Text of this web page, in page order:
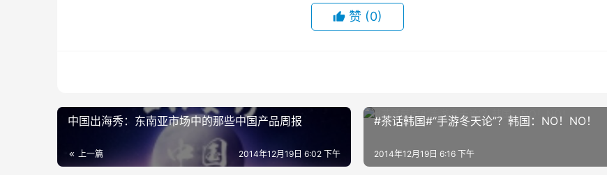
赞 (0)
中国出海秀：东南亚市场中的那些中国产品周报
上一篇 2014年12月19日 6:02 下午
#茶话韩国#“手游冬天论”？韩国：NO！NO！
2014年12月19日 6:16 下午